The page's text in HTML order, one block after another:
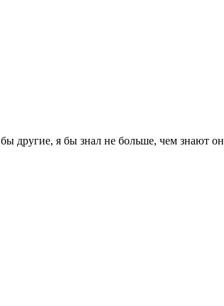
другие, я бы знал не больше, чем знают